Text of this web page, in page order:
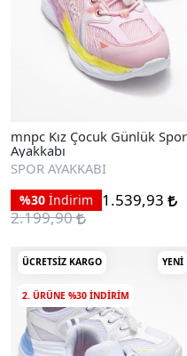
mnpc Kız Çocuk Günlük Spor
Ayakkabı
SPOR AYAKKABI
%30 İndirim
1.539,93
2.199,90
ÜCRETSIZ KARGO YENI
2. ÜRÜNE %30 INDIRIM